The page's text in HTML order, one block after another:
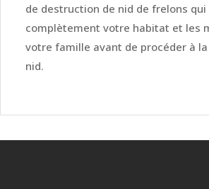
de destruction de nid de frelons
complètement votre habitat et les
votre famille avant de procéder à
nid.